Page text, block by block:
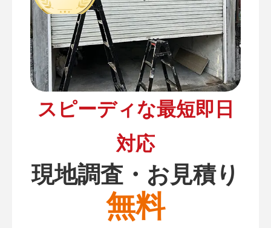
スピーディな最短即日
対応
現地調査・お見積り
無料